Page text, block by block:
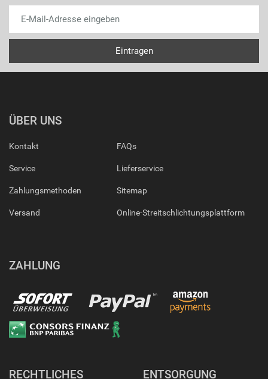
ÜBER UNS
Kontakt
Service
Zahlungsmethoden
Versand
FAQs
Lieferservice
Sitemap
Online-Streitschlichtungsplattform
ZAHLUNG
RECHTLICHES ENTSORGUNG